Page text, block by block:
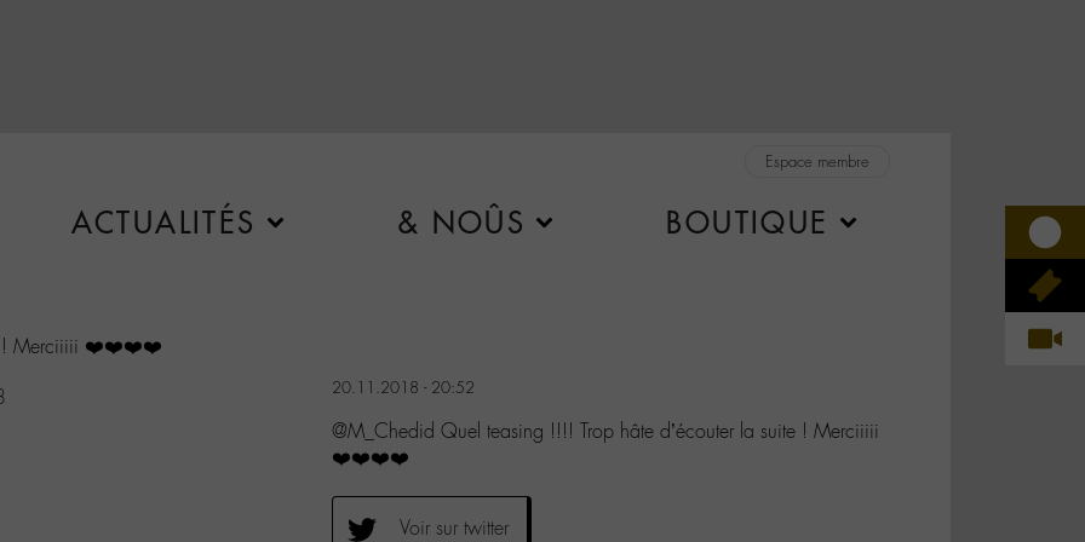
Espace membre
ACTUALITÉS & NOÛS BOUTIQUE
! Merciiiii ❤️❤️❤️❤️
20.11.2018 - 20:52
@M_Chedid Quel teasing !!!! Trop hâte d’écouter la suite ! Merciiiii
❤️❤️❤️❤️
Voir sur twitter